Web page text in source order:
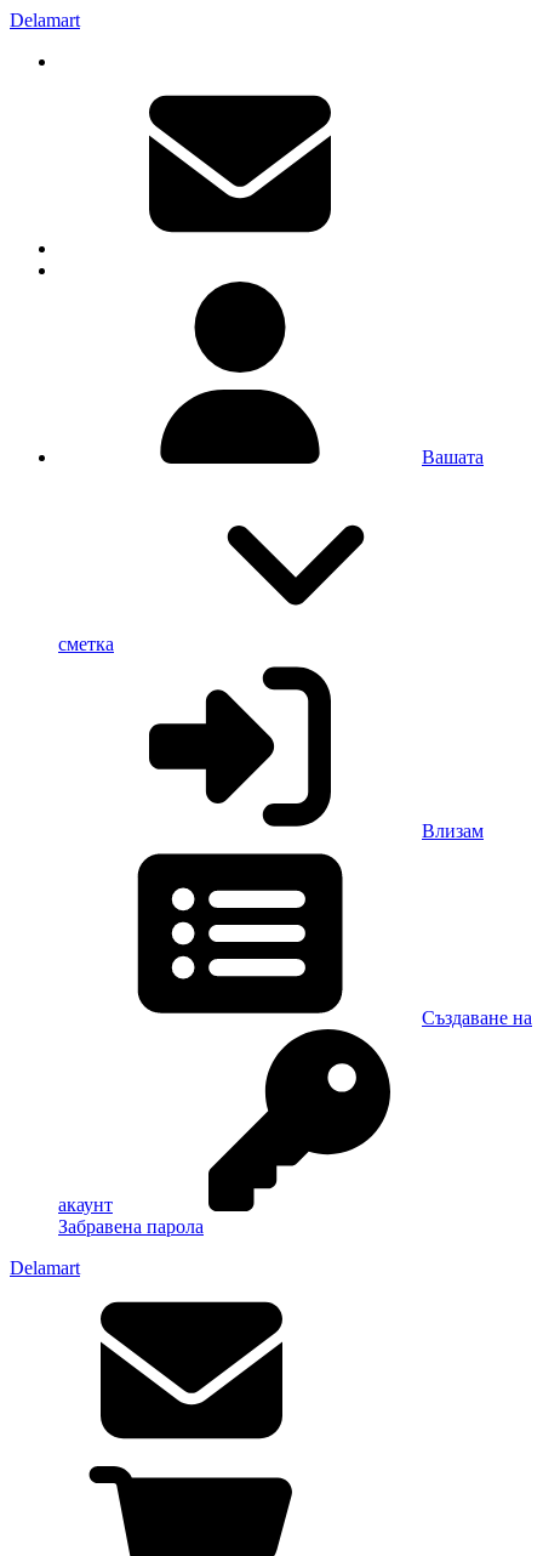
Delamart
Вашата
сметка
Влизам
Създаване на
акаунт
Забравена парола
Delamart